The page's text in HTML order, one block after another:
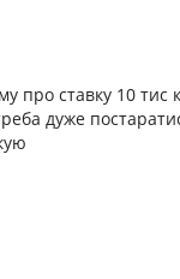
про ставку 10
дуже